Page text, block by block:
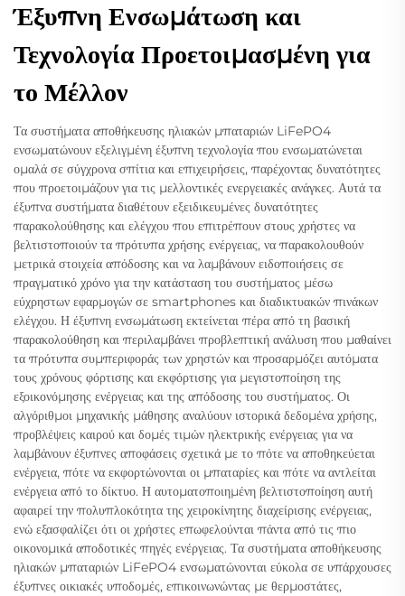
Έξυπνη Ενσωμάτωση και
Τεχνολογία Προετοιμασμένη για
το Μέλλον
Τα συστήματα αποθήκευσης ηλιακών μπαταριών LiFePO4
ενσωματώνουν εξελιγμένη έξυπνη τεχνολογία που ενσωματώνεται
ομαλά σε σύγχρονα σπίτια και επιχειρήσεις, παρέχοντας δυνατότητες
που προετοιμάζουν για τις μελλοντικές ενεργειακές ανάγκες. Αυτά τα
έξυπνα συστήματα διαθέτουν εξειδικευμένες δυνατότητες
παρακολούθησης και ελέγχου που επιτρέπουν στους χρήστες να
βελτιστοποιούν τα πρότυπα χρήσης ενέργειας, να παρακολουθούν
μετρικά στοιχεία απόδοσης και να λαμβάνουν ειδοποιήσεις σε
πραγματικό χρόνο για την κατάσταση του συστήματος μέσω
εύχρηστων εφαρμογών σε smartphones και διαδικτυακών πινάκων
ελέγχου. Η έξυπνη ενσωμάτωση εκτείνεται πέρα από τη βασική
παρακολούθηση και περιλαμβάνει προβλεπτική ανάλυση που μαθαίνει
τα πρότυπα συμπεριφοράς των χρηστών και προσαρμόζει αυτόματα
τους χρόνους φόρτισης και εκφόρτισης για μεγιστοποίηση της
εξοικονόμησης ενέργειας και της απόδοσης του συστήματος. Οι
αλγόριθμοι μηχανικής μάθησης αναλύουν ιστορικά δεδομένα χρήσης,
προβλέψεις καιρού και δομές τιμών ηλεκτρικής ενέργειας για να
λαμβάνουν έξυπνες αποφάσεις σχετικά με το πότε να αποθηκεύεται
ενέργεια, πότε να εκφορτώνονται οι μπαταρίες και πότε να αντλείται
ενέργεια από το δίκτυο. Η αυτοματοποιημένη βελτιστοποίηση αυτή
αφαιρεί την πολυπλοκότητα της χειροκίνητης διαχείρισης ενέργειας,
ενώ εξασφαλίζει ότι οι χρήστες επωφελούνται πάντα από τις πιο
οικονομικά αποδοτικές πηγές ενέργειας. Τα συστήματα αποθήκευσης
ηλιακών μπαταριών LiFePO4 ενσωματώνονται εύκολα σε υπάρχουσες
έξυπνες οικιακές υποδομές, επικοινωνώντας με θερμοστάτες,